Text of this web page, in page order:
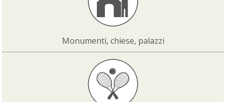
Monumenti, chiese, palazzi